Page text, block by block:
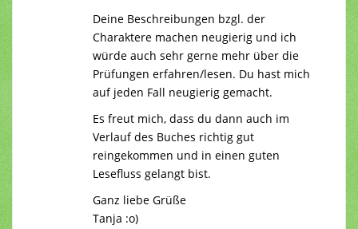
Deine Beschreibungen bzgl. der
Charaktere machen neugierig und ich
würde auch sehr gerne mehr über die
Prüfungen erfahren/lesen. Du hast mich
auf jeden Fall neugierig gemacht.
Es freut mich, dass du dann auch im
Verlauf des Buches richtig gut
reingekommen und in einen guten
Lesefluss gelangt bist.
Ganz liebe Grüße
Tanja :o)